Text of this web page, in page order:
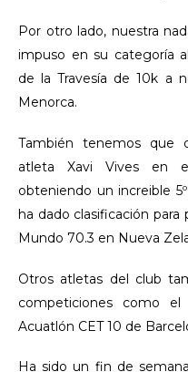
Por otro lado, nuestra
impuso en su categoría
de la Travesía de 10k a
Menorca.
También tenemos que
atleta Xavi Vives en
obteniendo un increible
ha dado clasificación
Mundo 70.3 en Nueva
Otros atletas del club
competiciones como
Acuatlón CET 10 de
Ha sido un fin de